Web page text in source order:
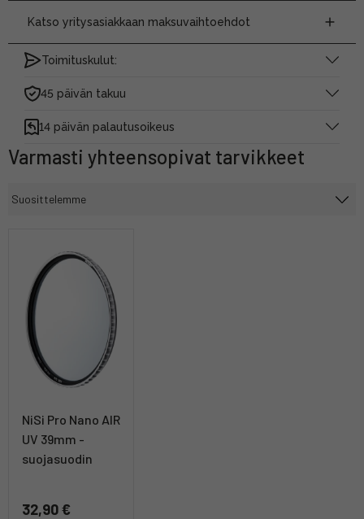
Katso yritysasiakkaan maksuvaihtoehdot
Toimituskulut:
45 päivän takuu
14 päivän palautusoikeus
Varmasti yhteensopivat tarvikkeet
NiSi Pro Nano AIR
UV 39mm -
suojasuodin
32,90 €